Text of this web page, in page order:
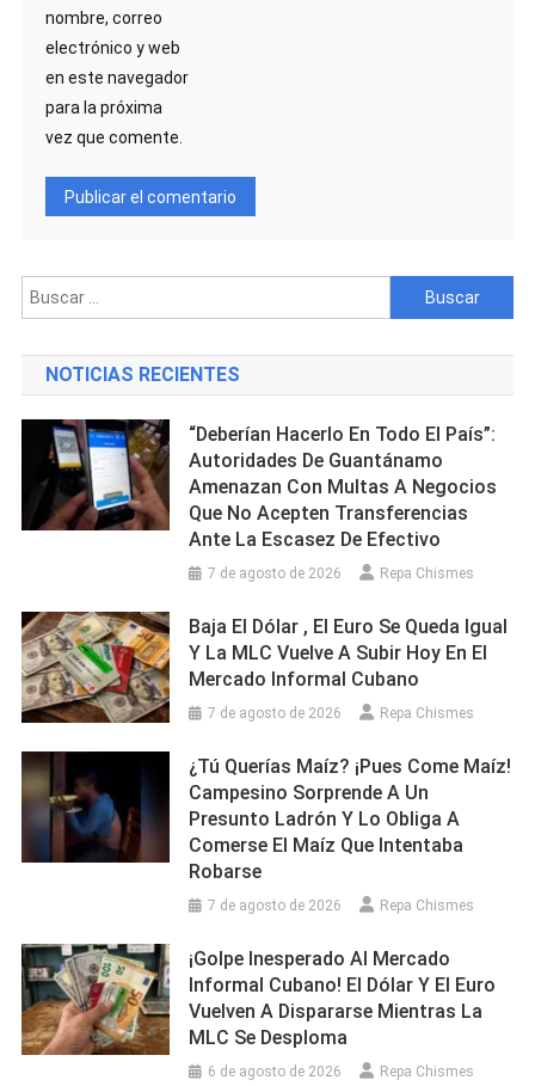
nombre, correo
electrónico y web
en este navegador
para la próxima
vez que comente.
Buscar:
NOTICIAS RECIENTES
“Deberían Hacerlo En Todo El País”:
Autoridades De Guantánamo
Amenazan Con Multas A Negocios
Que No Acepten Transferencias
Ante La Escasez De Efectivo
7 de agosto de 2026 Repa Chismes
Baja El Dólar , El Euro Se Queda Igual
Y La MLC Vuelve A Subir Hoy En El
Mercado Informal Cubano
7 de agosto de 2026 Repa Chismes
¿Tú Querías Maíz? ¡Pues Come Maíz!
Campesino Sorprende A Un
Presunto Ladrón Y Lo Obliga A
Comerse El Maíz Que Intentaba
Robarse
7 de agosto de 2026 Repa Chismes
¡Golpe Inesperado Al Mercado
Informal Cubano! El Dólar Y El Euro
Vuelven A Dispararse Mientras La
MLC Se Desploma
6 de agosto de 2026 Repa Chismes